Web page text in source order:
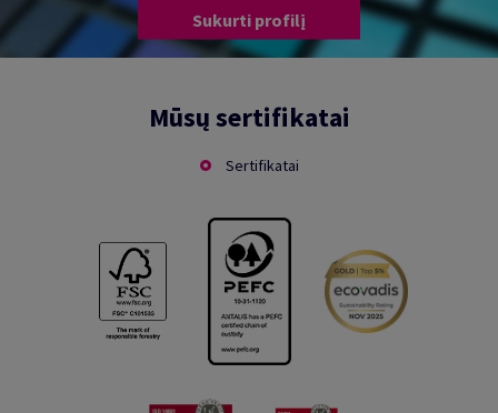
Sukurti profilį
Mūsų sertifikatai
Sertifikatai